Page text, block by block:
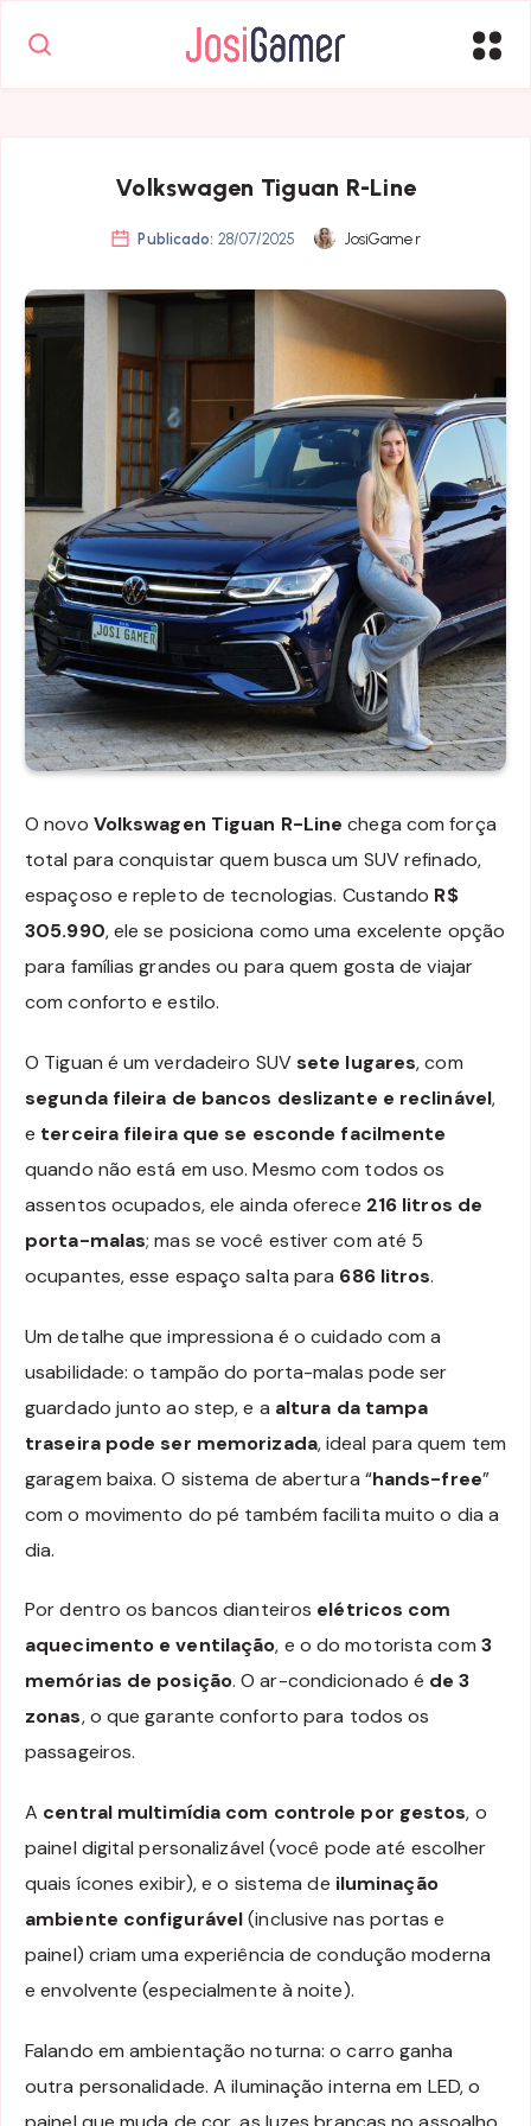
Volkswagen Tiguan R-Line
Publicado: 28/07/2025 JosiGamer
O novo Volkswagen Tiguan R-Line chega com força
total para conquistar quem busca um SUV refinado,
espaçoso e repleto de tecnologias. Custando R$
305.990, ele se posiciona como uma excelente opção
para famílias grandes ou para quem gosta de viajar
com conforto e estilo.
O Tiguan é um verdadeiro SUVsete lugares, com
segunda fileira de bancos deslizante e reclinável,
e terceira fileira que se esconde facilmente
quando não está em uso. Mesmo com todos os
assentos ocupados, ele ainda oferece 216 litros de
porta-malas; mas se você estiver com até 5
ocupantes, esse espaço salta para 686 litros.
Um detalhe que impressiona é o cuidado com a
usabilidade: o tampão do porta-malas pode ser
guardado junto ao step, e a altura da tampa
traseira pode ser memorizada, ideal para quem tem
garagem baixa. O sistema de abertura “hands-free”
com o movimento do pé também facilita muito o dia a
dia.
Por dentro os bancos dianteiros elétricos com
aquecimento e ventilação, e o do motorista com 3
memórias de posição. O ar-condicionado é de 3
zonas, o que garante conforto para todos os
passageiros.
A central multimídia com controle por gestos, o
painel digital personalizável (você pode até escolher
quais ícones exibir), e o sistema de iluminação
ambiente configurável(inclusive nas portas e
painel) criam uma experiência de condução moderna
e envolvente (especialmente à noite).
Falando em ambientação noturna: o carro ganha
outra personalidade. A iluminação interna em LED, o